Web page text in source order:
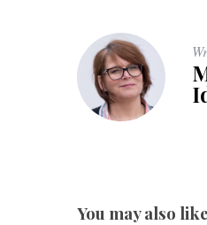
You may also like